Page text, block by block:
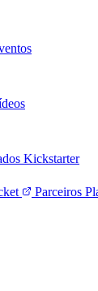
Kickstarter
Parceiros